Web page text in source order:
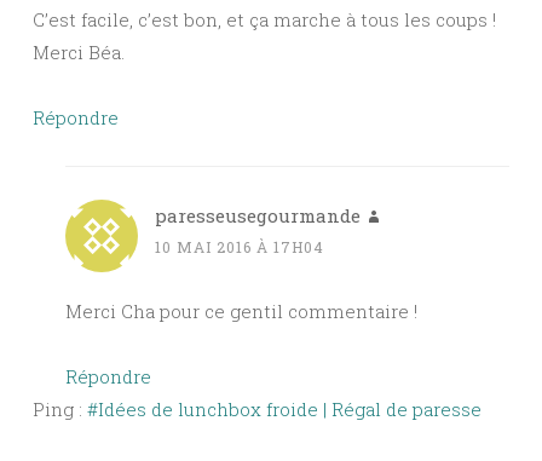
C’est facile, c’est bon, et ça marche à tous les coups !
Merci Béa.
Répondre
paresseusegourmande
10 MAI 2016 À 17H04
Merci Cha pour ce gentil commentaire !
Répondre
Ping : #Idées de lunchbox froide | Régal de paresse